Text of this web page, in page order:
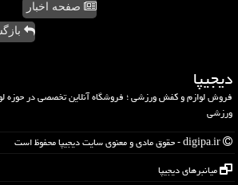
صفحه اخبار
دیجیپا
فروش لوازم و کفش ورزشی ؛ فروشگاه آنلاین تخصصی در
ورزشی
میانبرهای دیجیپا